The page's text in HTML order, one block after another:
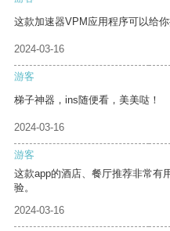
这款加速器VPM应用程序可以给
2024-03-16
游客
梯子神器，ins随便看，美美哒！
2024-03-16
游客
这款app的酒店、餐厅推荐非常有
验。
2024-03-16